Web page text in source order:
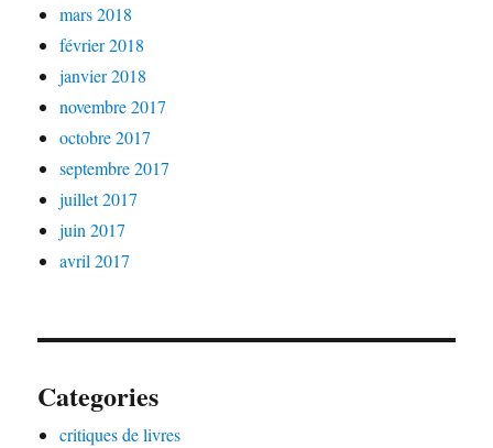
mars 2018
février 2018
janvier 2018
novembre 2017
octobre 2017
septembre 2017
juillet 2017
juin 2017
avril 2017
Categories
critiques de livres